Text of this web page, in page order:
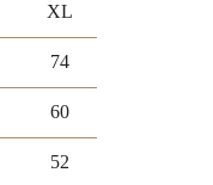
XL
74
60
52